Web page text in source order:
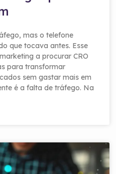
mas o telefone
que tocava antes. Esse
a procurar CRO
para transformar
sem gastar mais em
é a falta de tráfego. Na